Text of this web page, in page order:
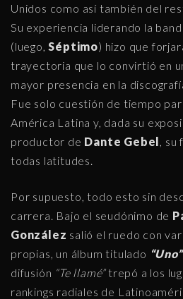
Unidos como así también del
Su experiencia liderando la
(luego, Séptimo) hizo que
trayectoria que lo convirtió en
mayor presencia en la
Fue solo cuestión de tiempo
América Latina y, dada su
productor de Dante Gebel ,
todas latitudes.
Por supuesto, todo esto sin
carrera. Bajo el seudónimo de
González salió el ruedo con
propias, un álbum titulado “Uno”
difusión “Te llamé” trepó a los
rankings radiales de